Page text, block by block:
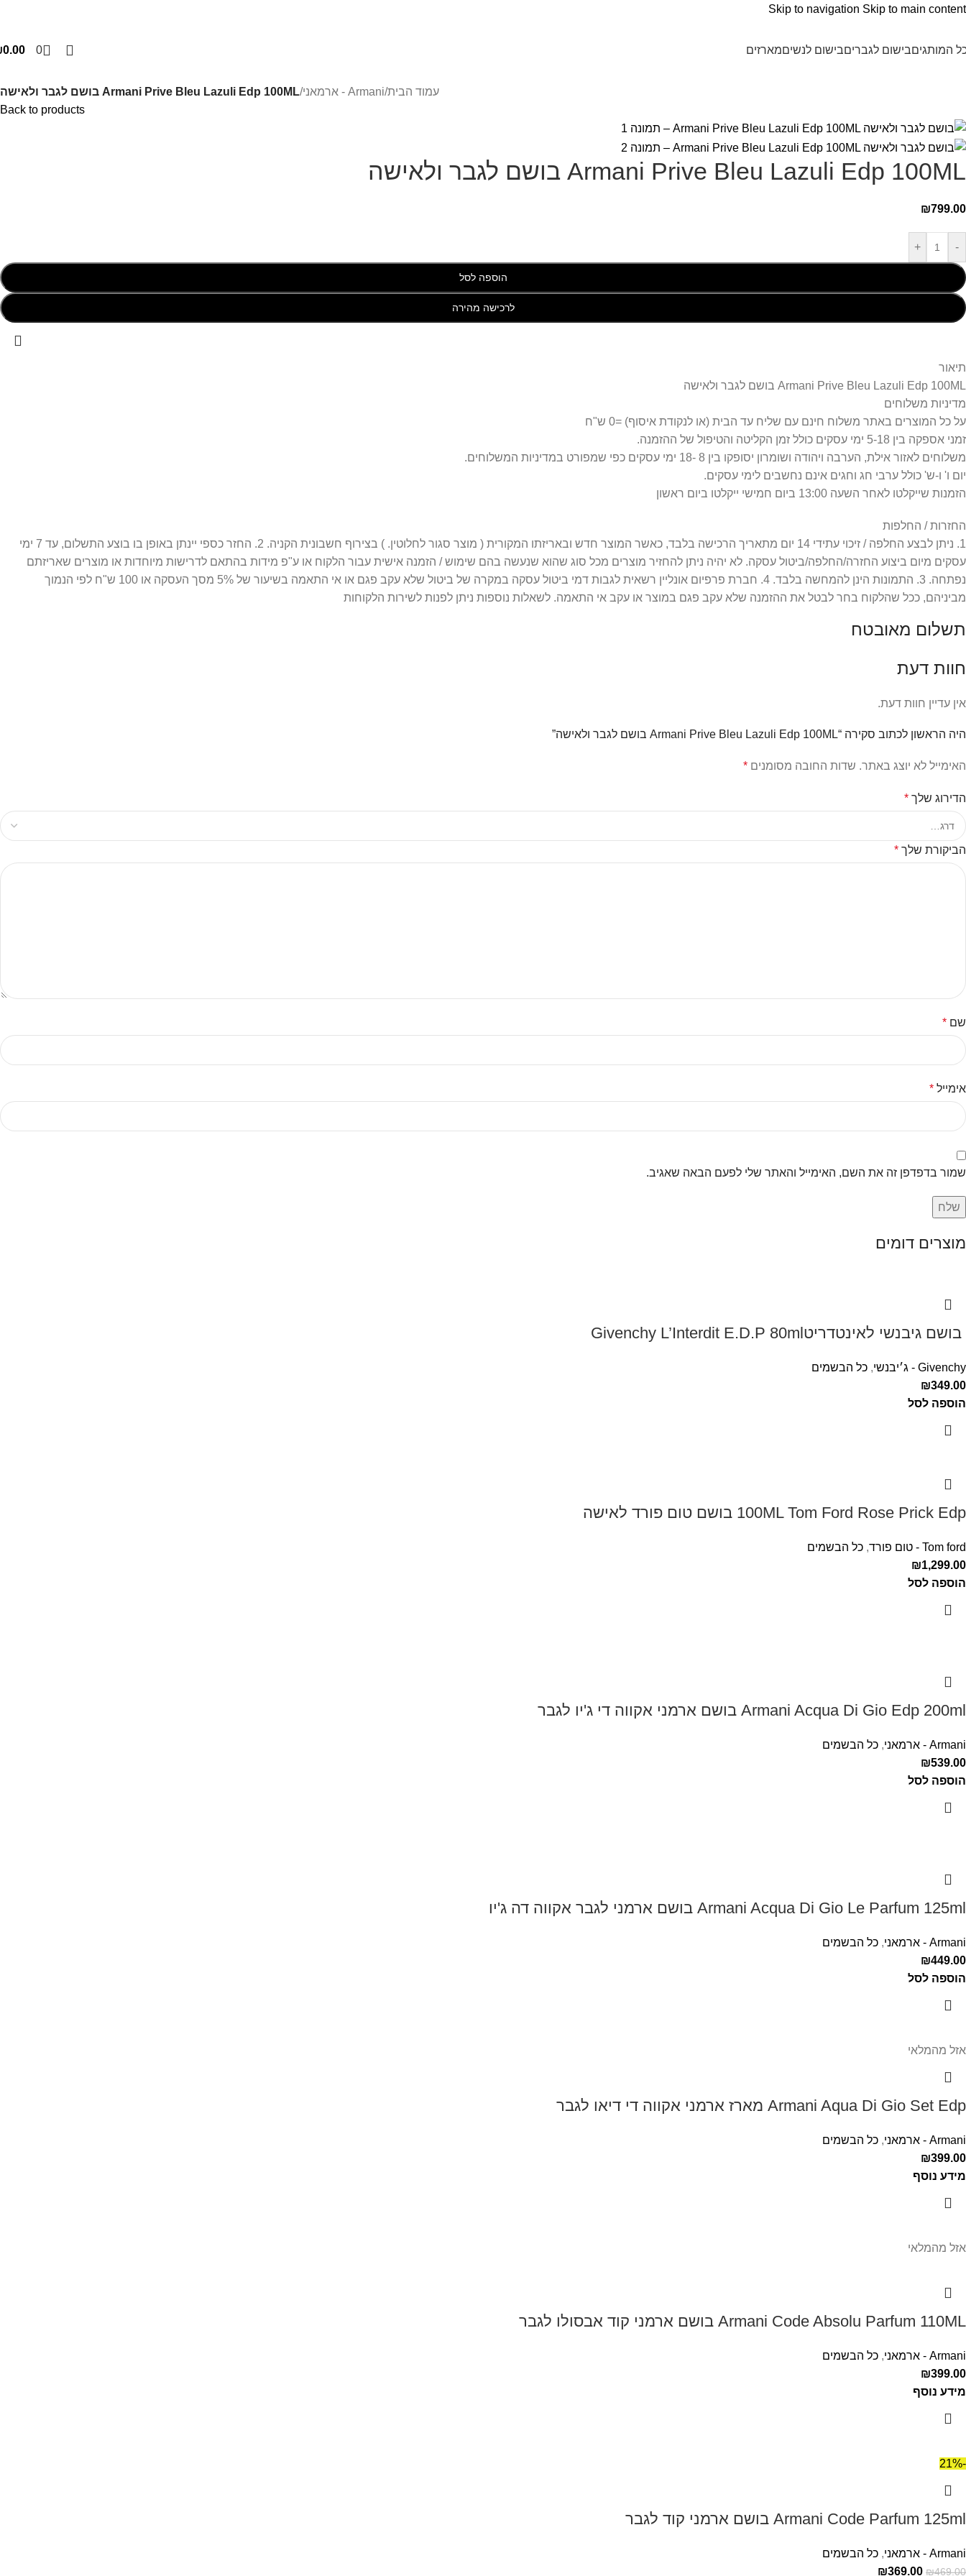
Skip to navigation Skip to main content
המותגיםבישום לגבריםבישום לנשיםמארזים 0
0.00
עמוד הבית/Armani - ארמאני /Armani Prive Bleu Lazuli Edp 100ML בושם לגבר ולאישה
Back to products
Armani Prive Bleu Lazuli Edp 100ML בושם לגבר ולאישה
₪799.00
-
+
הוספה לסל
לרכישה מהירה
תיאור
Armani Prive Bleu Lazuli Edp 100ML בושם לגבר ולאישה
מדיניות משלוחים
על כל המוצרים באתר משלוח חינם עם שליח עד הבית (או לנקודת איסוף) =0 ש"ח
זמני אספקה בין 5-18 ימי עסקים כולל זמן הקליטה והטיפול של ההזמנה.
משלוחים לאזור אילת, הערבה ויהודה ושומרון יסופקו בין 8 -18 ימי עסקים כפי שמפורט במדיניות המשלוחים.
יום ו' ו-ש' כולל ערבי חג וחגים אינם נחשבים לימי עסקים.
הזמנות שייקלטו לאחר השעה 13:00 ביום חמישי ייקלטו ביום ראשון
החזרות / החלפות
1. ניתן לבצע החלפה / זיכוי עתידי 14 יום מתאריך הרכישה בלבד, כאשר המוצר חדש ובאריזתו המקורית ( מוצר סגור לחלוטין. ) בצירוף חשבונית הקניה. 2. החזר כספי יינתן באופן בו בוצע התשלום, עד 7 ימי
עסקים מיום ביצוע החזרה/החלפה/ביטול עסקה. לא יהיה ניתן להחזיר מוצרים מכל סוג שהוא שנעשה בהם שימוש / הזמנה אישית עבור הלקוח או ע"פ מידות בהתאם לדרישות מיוחדות או מוצרים שאריזתם
נפתחה. 3. התמונות הינן להמחשה בלבד. 4. חברת פרפיום אונליין רשאית לגבות דמי ביטול עסקה במקרה של ביטול שלא עקב פגם או אי התאמה בשיעור של 5% מסך העסקה או 100 ש"ח לפי הנמוך
מביניהם, ככל שהלקוח בחר לבטל את ההזמנה שלא עקב פגם במוצר או עקב אי התאמה. לשאלות נוספות ניתן לפנות לשירות הלקוחות
תשלום מאובטח
חוות דעת
אין עדיין חוות דעת.
היה הראשון לכתוב סקירה “Armani Prive Bleu Lazuli Edp 100ML בושם לגבר ולאישה”
האימייל לא יוצג באתר. שדות החובה מסומנים *
הדירוג שלך *
הביקורת שלך *
שם *
אימייל *
שמור בדפדפן זה את השם, האימייל והאתר שלי לפעם הבאה שאגיב.
מוצרים דומים
‏ בושם גיבנשי לאינטדריטGivenchy L’Interdit E.D.P 80ml ‏
Givenchy - ג׳יבנשי , כל הבשמים
₪349.00
הוספה לסל
100ML Tom Ford Rose Prick Edp בושם טום פורד לאישה
Tom ford - טום פורד , כל הבשמים
₪1,299.00
הוספה לסל
Armani Acqua Di Gio Edp 200ml בושם ארמני אקווה די ג'יו לגבר
Armani - ארמאני , כל הבשמים
₪539.00
הוספה לסל
Armani Acqua Di Gio Le Parfum 125ml בושם ארמני לגבר אקווה דה ג'יו
Armani - ארמאני , כל הבשמים
₪449.00
הוספה לסל
אזל מהמלאי
Armani Aqua Di Gio Set Edp מארז ארמני אקווה די דיאו לגבר
Armani - ארמאני , כל הבשמים
₪399.00
מידע נוסף
אזל מהמלאי
Armani Code Absolu Parfum 110ML בושם ארמני קוד אבסולו לגבר
Armani - ארמאני , כל הבשמים
₪399.00
מידע נוסף
-21%
Armani Code Parfum 125ml בושם ארמני קוד לגבר
Armani - ארמאני , כל הבשמים
₪469.00
₪369.00